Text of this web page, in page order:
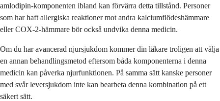
amlodipin-komponenten ibland kan förvärra detta tillstånd. Personer
som har haft allergiska reaktioner mot andra kalciumflödeshämmare
eller COX-2-hämmare bör också undvika denna medicin.
Om du har avancerad njursjukdom kommer din läkare troligen att välja
en annan behandlingsmetod eftersom båda komponenterna i denna
medicin kan påverka njurfunktionen. På samma sätt kanske personer
med svår leversjukdom inte kan bearbeta denna kombination på ett
säkert sätt.